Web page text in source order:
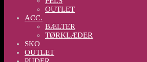
OUTLET
ACC.
BÆLTER
TØRKLÆDER
SKO
OUTLET